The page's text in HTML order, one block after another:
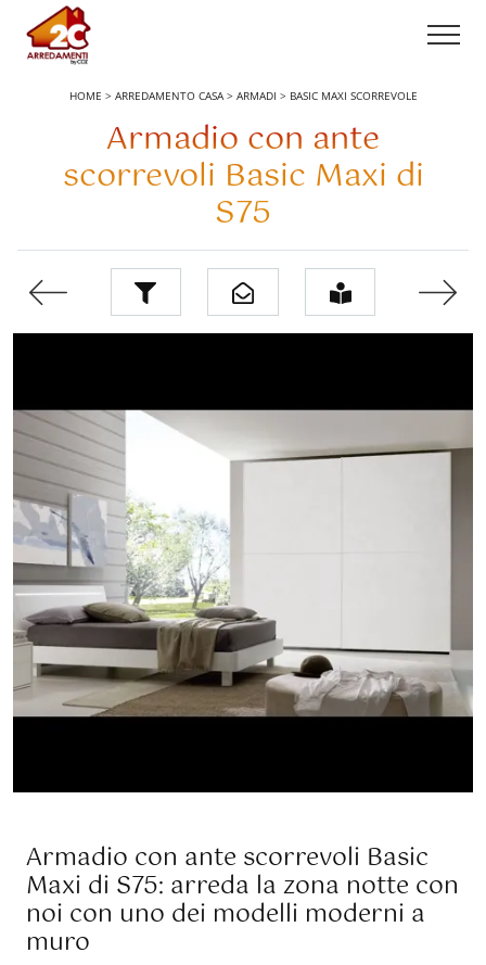
HOME > ARREDAMENTO CASA> ARMADI > BASIC MAXI SCORREVOLE
Armadio con ante
scorrevoli Basic Maxi di
S75
Armadio con ante scorrevoli Basic
Maxi di S75: arreda la zona notte con
noi con uno dei modelli moderni a
muro